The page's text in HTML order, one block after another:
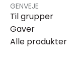
GENVEJE
Til grupper
Gaver
Alle produkter